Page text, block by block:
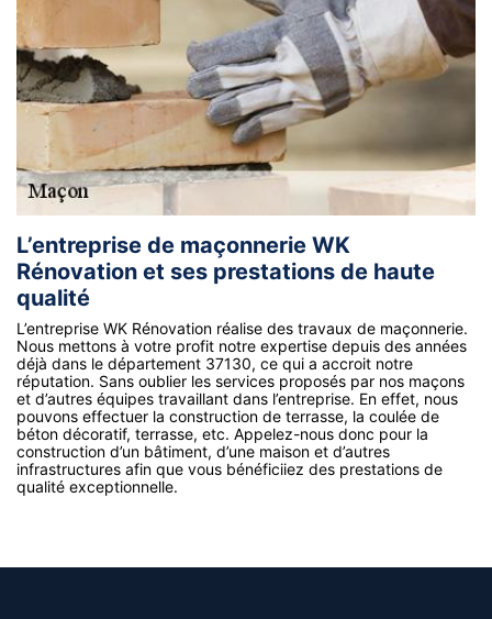
L’entreprise de maçonnerie WK
Rénovation et ses prestations de haute
qualité
L’entreprise WK Rénovation réalise des travaux de maçonnerie.
Nous mettons à votre profit notre expertise depuis des années
déjà dans le département 37130, ce qui a accroit notre
réputation. Sans oublier les services proposés par nos maçons
et d’autres équipes travaillant dans l’entreprise. En effet, nous
pouvons effectuer la construction de terrasse, la coulée de
béton décoratif, terrasse, etc. Appelez-nous donc pour la
construction d’un bâtiment, d’une maison et d’autres
infrastructures afin que vous bénéficiiez des prestations de
qualité exceptionnelle.